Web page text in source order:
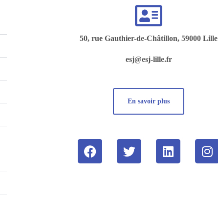
50, rue Gauthier-de-Châtillon, 59000 Lille
esj@esj-lille.fr
En savoir plus